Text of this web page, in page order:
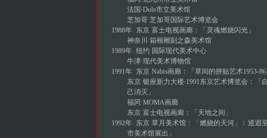
法国‧Dole市立美术馆
芝加哥 芝加哥国际艺术博览会
1988年 东京 富士电视画廊：「灵魂燃烧闪光」
神奈川 箱根雕刻之森美术馆
1989年 纽约 国际现代美术中心
牛津 现代美术博物馆
1991年 东京 Nabis画廊：「草间的拼贴艺术1953-86
东京 银座新力大楼‧1991东京艺术博览会：「自
己消灭」
福冈 MOMA画廊
东京 富士电视画廊：「天地之间」
1992年 东京 草月美术馆：「燃烧的天河」﹝巡迴
市美术馆展出」